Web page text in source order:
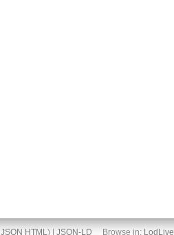
JSON HTML) | JSON-LD Browse in: LodLive